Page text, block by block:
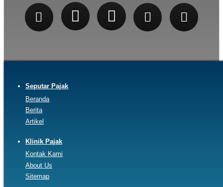
Seputar Pajak
Beranda
Berita
Artikel
Klinik Pajak
Kontak Kami
About Us
Sitemap